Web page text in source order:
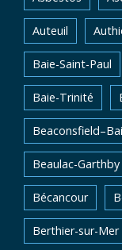
Auteuil
Baie-Saint-Paul
Baie-Trinité
Beaulac-Garthby
Bécancour
Berthier-sur-Mer